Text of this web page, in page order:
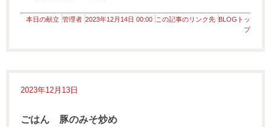
本日の献立 管理者 2023年12月14日 00:00 この記事のリンク先 BLOGトッ
プ
2023年12月13日
ごはん 豚のみそ炒め